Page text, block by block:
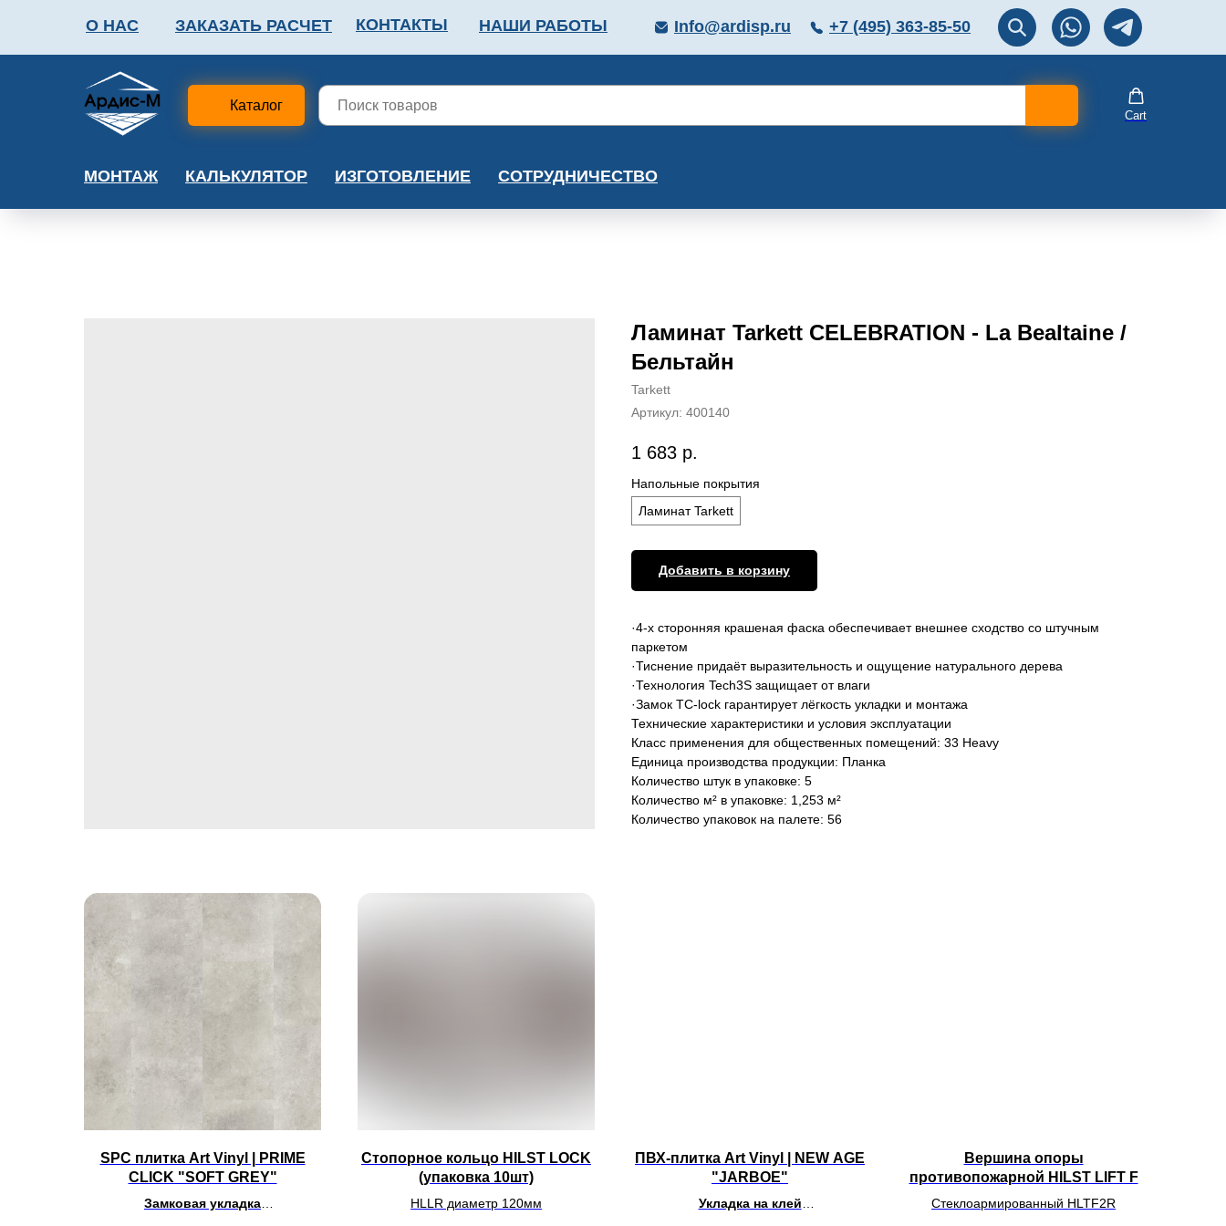
Перезвоните мне!
О НАС ЗАКАЗАТЬ РАСЧЕТ КОНТАКТЫ НАШИ РАБОТЫ +7 (495) 363-85-50
Info@ardisp.ru
ФАЛЬШПОЛ
Каталог
Cart
МОНТАЖ КАЛЬКУЛЯТОР ИЗГОТОВЛЕНИЕ СОТРУДНИЧЕСТВО
Ламинат Tarkett CELEBRATION - La Bealtaine /
Бельтайн
Tarkett
Артикул: 400140
1 683 р.
Напольные покрытия
Ламинат Tarkett
Добавить в корзину
·4-х сторонняя крашеная фаска обеспечивает внешнее сходство со штучным
паркетом
·Тиснение придаёт выразительность и ощущение натурального дерева
·Технология Tech3S защищает от влаги
·Замок TC-lock гарантирует лёгкость укладки и монтажа
Технические характеристики и условия эксплуатации
Класс применения для общественных помещений: 33 Heavy
Единица производства продукции: Планка
Количество штук в упаковке: 5
Количество м² в упаковке: 1,253 м²
Количество упаковок на палете: 56
SPC плитка Art Vinyl | PRIME
CLICK "SOFT GREY"
Замковая укладка
Стопорное кольцо HILST LOCK
(упаковка 10шт)
HLLR диаметр 120мм
ПВХ-плитка Art Vinyl | NEW AGE
"JARBOE"
Укладка на клей
Вершина опоры
противопожарной HILST LIFT F
Стеклоармированный HLTF2R